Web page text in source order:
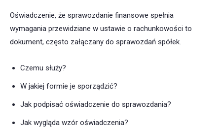
Oświadczenie, że sprawozdanie finansowe spełnia
wymagania przewidziane w ustawie o rachunkowości to
dokument, często załączany do sprawozdań spółek.
Czemu służy?
W jakiej formie je sporządzić?
Jak podpisać oświadczenie do sprawozdania?
Jak wygląda wzór oświadczenia?